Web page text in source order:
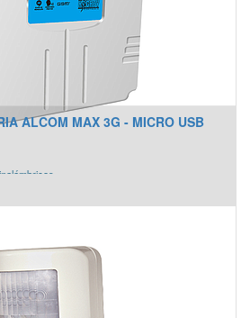
ALCOM MAX 3G - MICRO USB